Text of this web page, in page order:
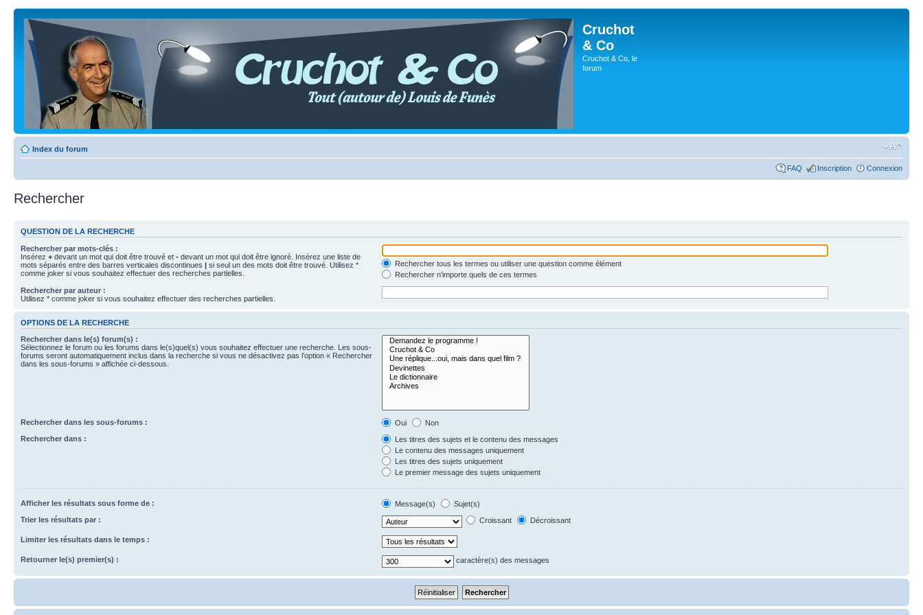
Cruchot
& Co
Cruchot & Co, le
forum
Index du forum
FAQ Inscription Connexion
Rechercher
QUESTION DE LA RECHERCHE
Rechercher par mots-clés :
Insérez + devant un mot qui doit être trouvé et - devant un mot qui doit être ignoré. Insérez une liste de
mots séparés entre des barres verticales discontinues | si seul un des mots doit être trouvé. Utilisez *
comme joker si vous souhaitez effectuer des recherches partielles.
Rechercher tous les termes ou utiliser une question comme élément
Rechercher n’importe quels de ces termes
Rechercher par auteur :
Utilisez * comme joker si vous souhaitez effectuer des recherches partielles.
OPTIONS DE LA RECHERCHE
Rechercher dans le(s) forum(s) :
Sélectionnez le forum ou les forums dans le(s)quel(s) vous souhaitez effectuer une recherche. Les sous-
forums seront automatiquement inclus dans la recherche si vous ne désactivez pas l’option « Rechercher
dans les sous-forums » affichée ci-dessous.
Rechercher dans les sous-forums : Oui
Non
Rechercher dans :
Les titres des sujets et le contenu des messages
Le contenu des messages uniquement
Les titres des sujets uniquement
Le premier message des sujets uniquement
Afficher les résultats sous forme de : Message(s)
Sujet(s)
Trier les résultats par :
Croissant Décroissant
Limiter les résultats dans le temps :
Retourner le(s) premier(s) : caractère(s) des messages